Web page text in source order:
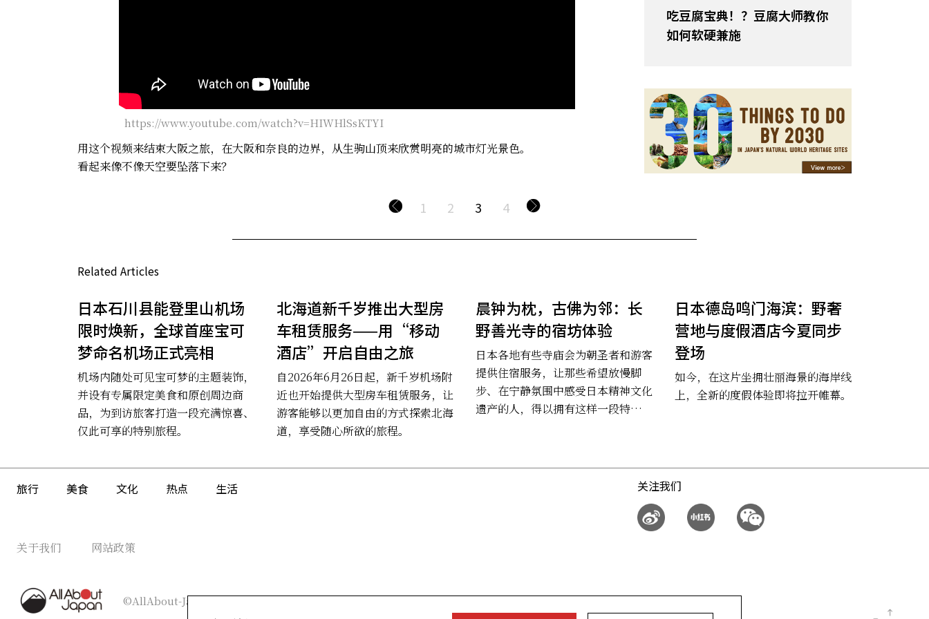
https://www.youtube.com/watch?v=HIWHlSsKTYI
用这个视频来结束大阪之旅，在大阪和奈良的边界，从生驹山顶来欣赏明亮的城市灯光景色。
看起来像不像天空要坠落下来？
吃豆腐宝典！？豆腐大师教你
如何软硬兼施
1 2 3 4
Related Articles
日本石川县能登里山机场
限时焕新，全球首座宝可
梦命名机场正式亮相
机场内随处可见宝可梦的主题装饰，
并设有专属限定美食和原创周边商
品，为到访旅客打造一段充满惊喜、
仅此可享的特别旅程。
北海道新千岁推出大型房
车租赁服务——用“移动
酒店”开启自由之旅
自2026年6月26日起，新千岁机场附
近也开始提供大型房车租赁服务，让
游客能够以更加自由的方式探索北海
道，享受随心所欲的旅程。
晨钟为枕，古佛为邻：长
野善光寺的宿坊体验
日本各地有些寺庙会为朝圣者和游客
提供住宿服务，让那些希望放慢脚
步、在宁静氛围中感受日本精神文化
遗产的人，得以拥有这样一段特别的
日本德岛鸣门海滨：野奢
营地与度假酒店今夏同步
登场
如今，在这片坐拥壮丽海景的海岸线
上，全新的度假体验即将拉开帷幕。
旅行 美食 文化 热点 生活 关注我们
关于我们 网站政策
©AllAbout-Japan.com - All rights reserved.